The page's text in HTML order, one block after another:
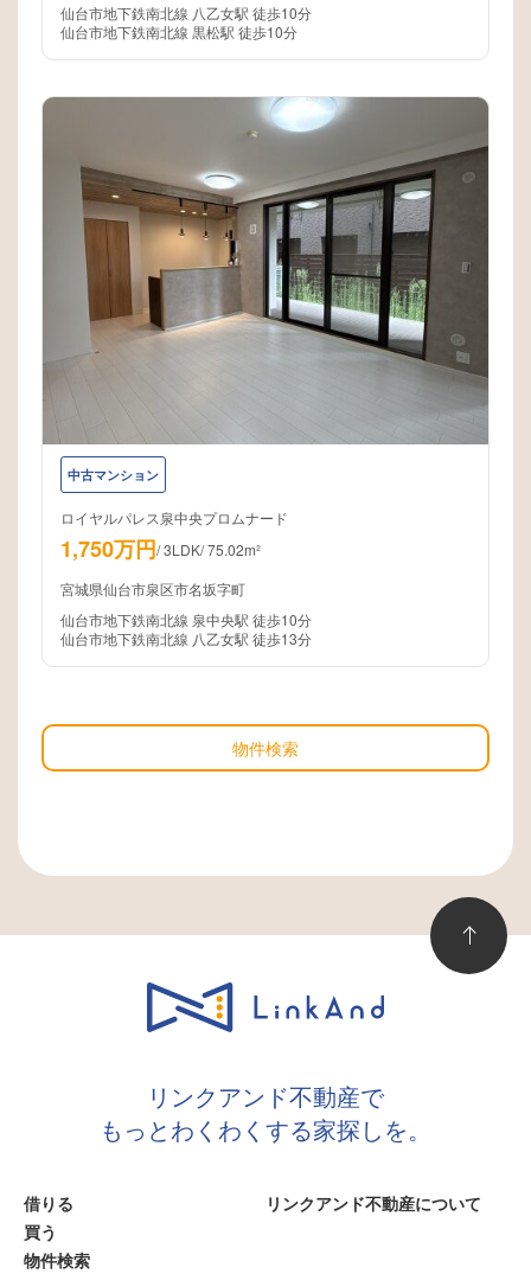
仙台市地下鉄南北線 八乙女駅 徒歩10分
仙台市地下鉄南北線 黒松駅 徒歩10分
中古マンション
ロイヤルパレス泉中央プロムナード
1,750万円/3LDK/75.02m²
宮城県仙台市泉区市名坂字町
仙台市地下鉄南北線 泉中央駅 徒歩10分
仙台市地下鉄南北線 八乙女駅 徒歩13分
物件検索
リンクアンド不動産で
もっとわくわくする家探しを。
借りる
買う
物件検索
リンクアンド不動産について